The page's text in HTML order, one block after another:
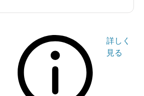
詳しく
見る